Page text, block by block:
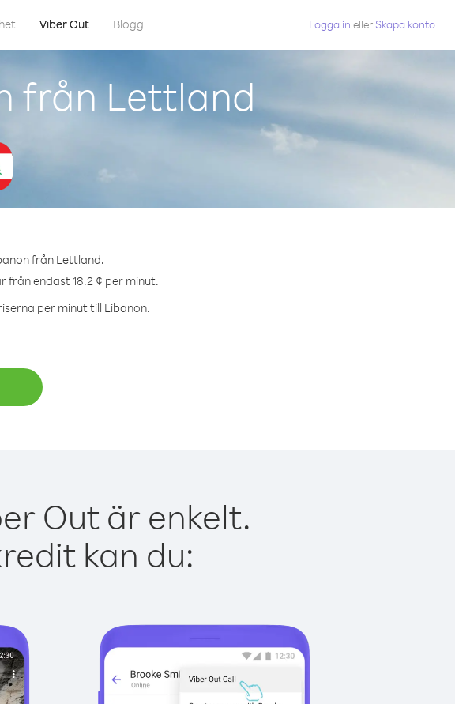
Viber Out Blogg Logga in eller Skapa konto
från Lettland
från Lettland.
från endast 18.2 ¢ per minut.
per minut till Libanon.
Out är enkelt.
kan du: